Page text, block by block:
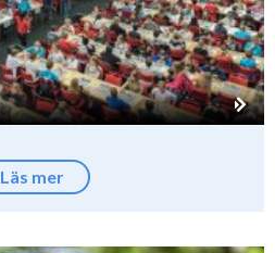
Läs mer